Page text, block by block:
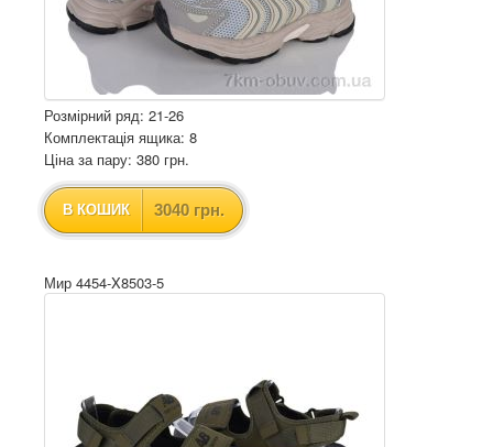
Розмірний ряд: 21-26
Комплектація ящика: 8
Ціна за пару: 380 грн.
В КОШИК 3040 грн.
Мир 4454-X8503-5